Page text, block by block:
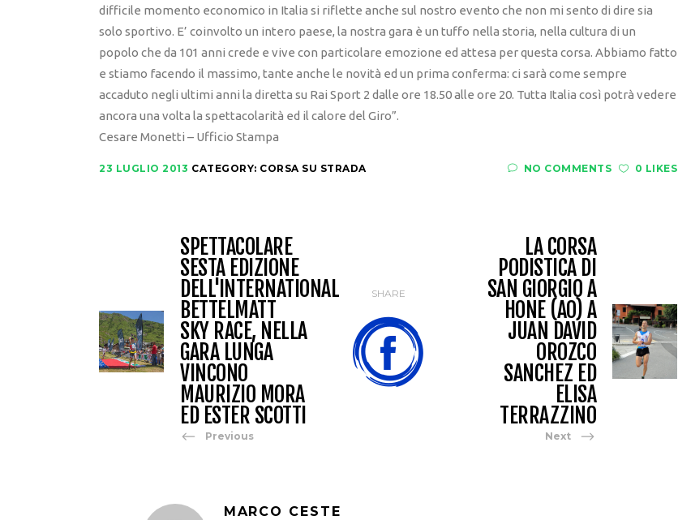
difficile momento economico in Italia si riflette anche sul nostro evento che non mi sento di dire sia
solo sportivo. E’ coinvolto un intero paese, la nostra gara è un tuffo nella storia, nella cultura di un
popolo che da 101 anni crede e vive con particolare emozione ed attesa per questa corsa. Abbiamo fatto
e stiamo facendo il massimo, tante anche le novità ed un prima conferma: ci sarà come sempre
accaduto negli ultimi anni la diretta su Rai Sport 2 dalle ore 18.50 alle ore 20. Tutta Italia così potrà vedere
ancora una volta la spettacolarità ed il calore del Giro”.
Cesare Monetti – Ufficio Stampa
23 LUGLIO 2013 CATEGORY: CORSA SU STRADA NO COMMENTS 0 LIKES
SPETTACOLARE
SESTA EDIZIONE
DELL'INTERNATIONAL
BETTELMATT
SKY RACE, NELLA
GARA LUNGA
VINCONO
MAURIZIO MORA
ED ESTER SCOTTI
Previous
SHARE
LA CORSA
PODISTICA DI
SAN GIORGIO A
HONE (AO) A
JUAN DAVID
OROZCO
SANCHEZ ED
ELISA
TERRAZZINO
Next
MARCO CESTE